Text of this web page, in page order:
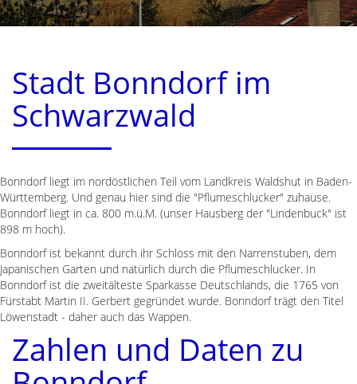
Stadt Bonndorf im
Schwarzwald
Bonndorf liegt im nordöstlichen Teil vom Landkreis Waldshut in Baden-
Württemberg. Und genau hier sind die "Pflumeschlucker" zuhause.
Bonndorf liegt in ca. 800 m.ü.M. (unser Hausberg der "Lindenbuck" ist
898 m hoch).
Bonndorf ist bekannt durch ihr Schloss mit den Narrenstuben, dem
Japanischen Garten und natürlich durch die Pflumeschlucker. In
Bonndorf ist die zweitälteste Sparkasse Deutschlands, die 1765 von
Fürstabt Martin II. Gerbert gegründet wurde. Bonndorf trägt den Titel
Löwenstadt - daher auch das Wappen.
Zahlen und Daten zu